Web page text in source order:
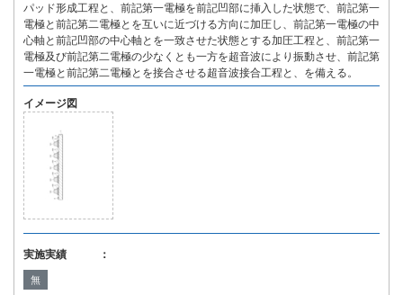
パッド形成工程と、前記第一電極を前記凹部に挿入した状態で、前記第一
電極と前記第二電極とを互いに近づける方向に加圧し、前記第一電極の中
心軸と前記凹部の中心軸とを一致させた状態とする加圧工程と、前記第一
電極及び前記第二電極の少なくとも一方を超音波により振動させ、前記第
一電極と前記第二電極とを接合させる超音波接合工程と、を備える。
イメージ図
実施実績 ：
無